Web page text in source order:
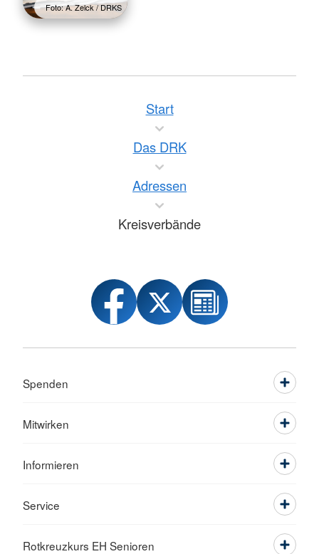
Foto: A. Zelck / DRKS
Start
Das DRK
Adressen
Kreisverbände
Spenden
Mitwirken
Informieren
Service
Rotkreuzkurs EH Senioren